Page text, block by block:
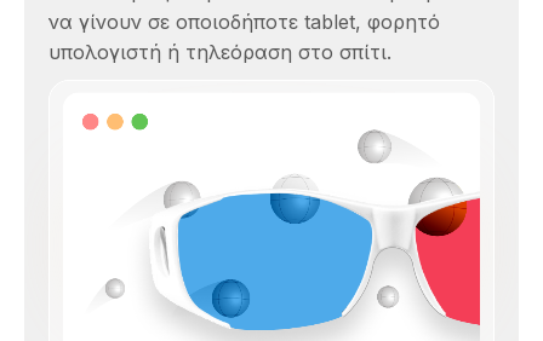
να γίνουν σε οποιοδήποτε tablet, φορητό
υπολογιστή ή τηλεόραση στο σπίτι.